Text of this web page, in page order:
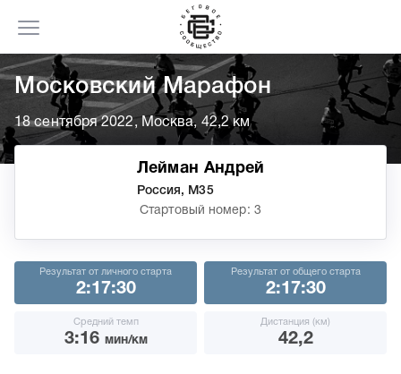
Московский Марафон
18 сентября 2022, Москва, 42,2 км
Лейман Андрей
Россия, М35
Стартовый номер: 3
Результат от личного старта
2:17:30
Результат от общего старта
2:17:30
Средний темп
3:16 мин/км
Дистанция (км)
42,2